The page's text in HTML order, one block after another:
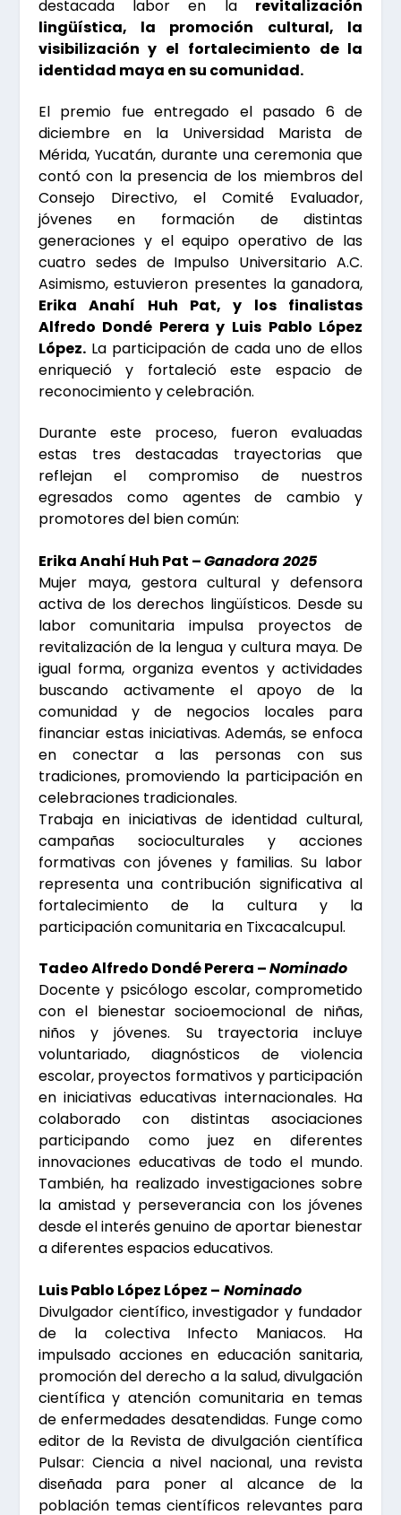
destacada labor en la revitalización
lingüística, la promoción cultural, la
visibilización y el fortalecimiento de la
identidad maya en su comunidad.
El premio fue entregado el pasado 6 de
diciembre en la Universidad Marista de
Mérida, Yucatán, durante una ceremonia que
contó con la presencia de los miembros del
Consejo Directivo, el Comité Evaluador,
jóvenes en formación de distintas
generaciones y el equipo operativo de las
cuatro sedes de Impulso Universitario A.C.
Asimismo, estuvieron presentes la ganadora,
Erika Anahí Huh Pat, y los finalistas
Alfredo Dondé Perera y Luis Pablo López
López.La participación de cada uno de ellos
enriqueció y fortaleció este espacio de
reconocimiento y celebración.
Durante este proceso, fueron evaluadas
estas tres destacadas trayectorias que
reflejan el compromiso de nuestros
egresados como agentes de cambio y
promotores del bien común:
Erika Anahí Huh Pat –Ganadora 2025
Mujer maya, gestora cultural y defensora
activa de los derechos lingüísticos. Desde su
labor comunitaria impulsa proyectos de
revitalización de la lengua y cultura maya. De
igual forma, organiza eventos y actividades
buscando activamente el apoyo de la
comunidad y de negocios locales para
financiar estas iniciativas. Además, se enfoca
en conectar a las personas con sus
tradiciones, promoviendo la participación en
celebraciones tradicionales.
Trabaja en iniciativas de identidad cultural,
campañas socioculturales y acciones
formativas con jóvenes y familias. Su labor
representa una contribución significativa al
fortalecimiento de la cultura y la
participación comunitaria en Tixcacalcupul.
Tadeo Alfredo Dondé Perera –Nominado
Docente y psicólogo escolar, comprometido
con el bienestar socioemocional de niñas,
niños y jóvenes. Su trayectoria incluye
voluntariado, diagnósticos de violencia
escolar, proyectos formativos y participación
en iniciativas educativas internacionales. Ha
colaborado con distintas asociaciones
participando como juez en diferentes
innovaciones educativas de todo el mundo.
También, ha realizado investigaciones sobre
la amistad y perseverancia con los jóvenes
desde el interés genuino de aportar bienestar
a diferentes espacios educativos.
Luis Pablo López López – Nominado
Divulgador científico, investigador y fundador
de la colectiva Infecto Maniacos. Ha
impulsado acciones en educación sanitaria,
promoción del derecho a la salud, divulgación
científica y atención comunitaria en temas
de enfermedades desatendidas. Funge como
editor de la Revista de divulgación científica
Pulsar: Ciencia a nivel nacional, una revista
diseñada para poner al alcance de la
población temas científicos relevantes para